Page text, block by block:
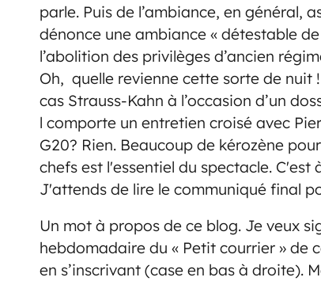
parle. Puis de l’ambiance, en général,
dénonce une ambiance « détestable
l’abolition des privilèges d’ancien
Oh, quelle revienne cette sorte de nuit
cas Strauss-Kahn à l’occasion d’un
l comporte un entretien croisé avec
G20? Rien. Beaucoup de kérozène
chefs est l'essentiel du spectacle.
J'attends de lire le communiqué final
Un mot à propos de ce blog. Je veux
hebdomadaire du « Petit courrier » de
en s’inscrivant (case en bas à droite).